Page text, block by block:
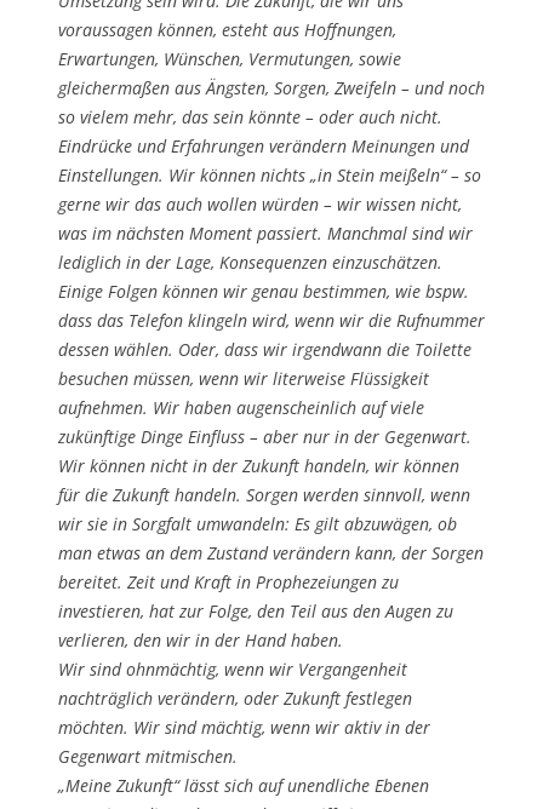
voraussagen können, esteht aus Hoffnungen,
Erwartungen, Wünschen, Vermutungen, sowie
gleichermaßen aus Ängsten, Sorgen, Zweifeln – und noch
so vielem mehr, das sein könnte – oder auch nicht.
Eindrücke und Erfahrungen verändern Meinungen und
Einstellungen. Wir können nichts „in Stein meißeln“ – so
gerne wir das auch wollen würden – wir wissen nicht,
was im nächsten Moment passiert. Manchmal sind wir
lediglich in der Lage, Konsequenzen einzuschätzen.
Einige Folgen können wir genau bestimmen, wie bspw.
dass das Telefon klingeln wird, wenn wir die Rufnummer
dessen wählen. Oder, dass wir irgendwann die Toilette
besuchen müssen, wenn wir literweise Flüssigkeit
aufnehmen. Wir haben augenscheinlich auf viele
zukünftige Dinge Einfluss – aber nur in der Gegenwart.
Wir können nicht in der Zukunft handeln, wir können
für die Zukunft handeln. Sorgen werden sinnvoll, wenn
wir sie in Sorgfalt umwandeln: Es gilt abzuwägen, ob
man etwas an dem Zustand verändern kann, der Sorgen
bereitet. Zeit und Kraft in Prophezeiungen zu
investieren, hat zur Folge, den Teil aus den Augen zu
verlieren, den wir in der Hand haben.
Wir sind ohnmächtig, wenn wir Vergangenheit
nachträglich verändern, oder Zukunft festlegen
möchten. Wir sind mächtig, wenn wir aktiv in der
Gegenwart mitmischen.
„Meine Zukunft“ lässt sich auf unendliche Ebenen